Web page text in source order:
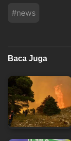
#news
Baca Juga